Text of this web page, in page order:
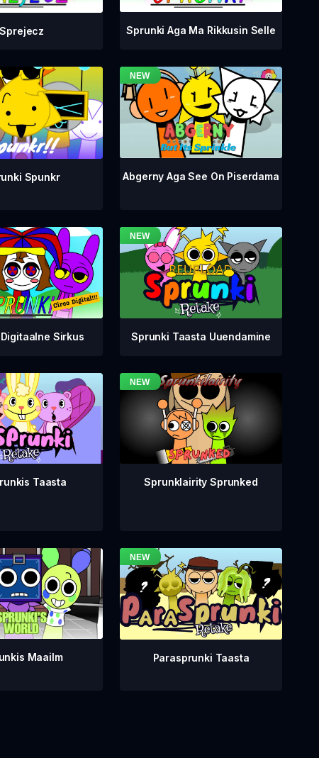
Sprejecz Sprunki Aga Ma Rikkusin Selle
Spunkr Abgerny Aga See On Piserdama
Sirkus Sprunki Taasta Uuendamine
Taasta Sprunklairity Sprunked
Maailm Parasprunki Taasta